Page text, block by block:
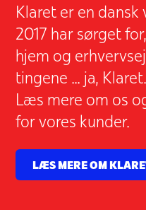
Klaret er en
2017 har sørget
hjem og
tingene ... ja, Klaret.
Læs mere om os
for vores kunder.
LÆS MERE OM